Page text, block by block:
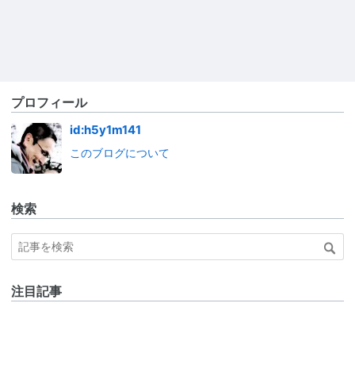
プロフィール
id:h5y1m141
このブログについて
検索
注目記事